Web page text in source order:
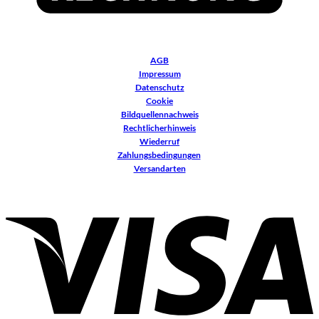
AGB
Impressum
Datenschutz
Cookie
Bildquellennachweis
Rechtlicherhinweis
Wiederruf
Zahlungsbedingungen
Versandarten